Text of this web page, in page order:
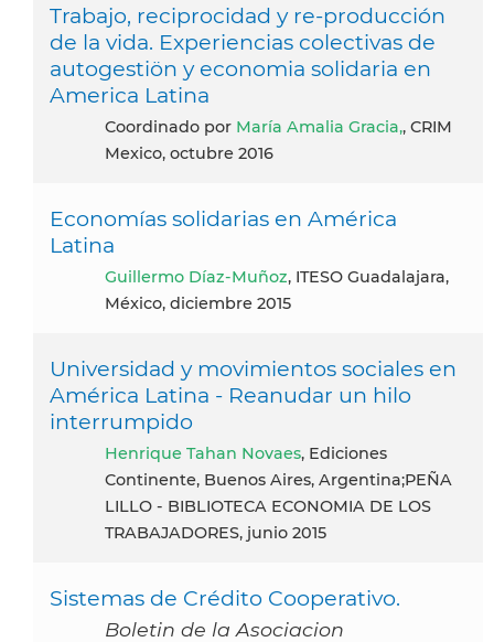
Trabajo, reciprocidad y re-producción
de la vida. Experiencias colectivas de
autogestiön y economia solidaria en
America Latina
coordinado por María Amalia Gracia,, CRIM
Mexico, octubre 2016
Economías solidarias en América
Latina
Guillermo Díaz-Muñoz, ITESO Guadalajara,
México, diciembre 2015
Universidad y movimientos sociales en
América Latina - Reanudar un hilo
interrumpido
Henrique Tahan Novaes, Ediciones
Continente, Buenos Aires, Argentina;PEÑA
LILLO - BIBLIOTECA ECONOMIA DE LOS
TRABAJADORES, junio 2015
Sistemas de Crédito Cooperativo.
Boletin de la Asociacion